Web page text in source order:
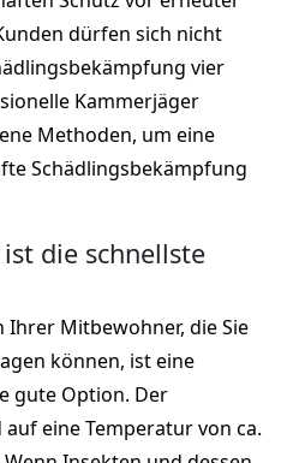
dürfen sich nicht
vier
Kammerjäger
Methoden, um eine
Schädlingsbekämpfung
die schnellste
Ihrer Mitbewohner, die Sie
können, ist eine
gute Option. Der
eine Temperatur von ca.